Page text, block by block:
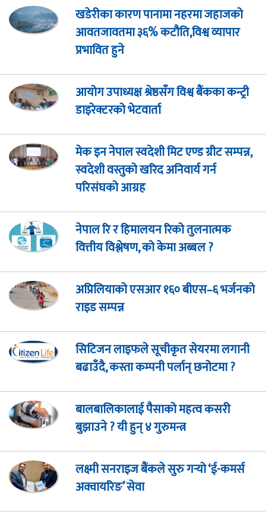
खडेरीका कारण पानामा नहरमा जहाजको
आवतजावतमा ३६% कटौति,विश्व व्यापार
प्रभावित हुने
आयोग उपाध्यक्ष श्रेष्ठसँग विश्व बैंकका कन्ट्री
डाइरेक्टरको भेटवार्ता
मेक इन नेपाल स्वदेशी मिट एण्ड ग्रीट सम्पन्न,
स्वदेशी वस्तुको खरिद अनिवार्य गर्न
परिसंघको आग्रह
नेपाल रि र हिमालयन रिको तुलनात्मक
वित्तीय विश्लेषण, को केमा अब्बल ?
अप्रिलियाको एसआर १६० बीएस–६ भर्जनको
राइड सम्पन्न
सिटिजन लाइफले सूचीकृत सेयरमा लगानी
बढाउँदै, कस्ता कम्पनी पर्लान् छनोटमा ?
बालबालिकालाई पैसाको महत्व कसरी
बुझाउने ? यी हुन् ४ गुरुमन्त्र
लक्ष्मी सनराइज बैंकले सुरु गर्‍यो ‘ई-कमर्स
अक्वायरिङ’ सेवा